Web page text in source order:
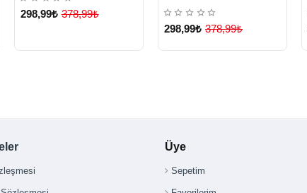
298,99₺ 378,99₺
Sivilce Temizleme -
Lisinya
298,99₺ 378,99₺
Üye
Sepetim